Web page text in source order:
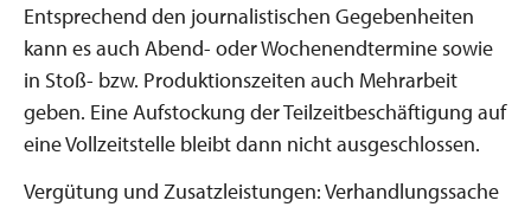
Entsprechend den journalistischen Gegebenheiten
kann es auch Abend- oder Wochenendtermine sowie
in Stoß- bzw. Produktionszeiten auch Mehrarbeit
geben. Eine Aufstockung der Teilzeitbeschäftigung auf
eine Vollzeitstelle bleibt dann nicht ausgeschlossen.
Vergütung und Zusatzleistungen: Verhandlungssache